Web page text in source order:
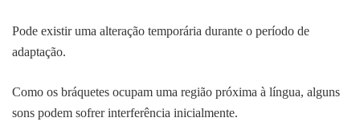
Pode existir uma alteração temporária durante o período de
adaptação.
Como os bráquetes ocupam uma região próxima à língua, alguns
sons podem sofrer interferência inicialmente.